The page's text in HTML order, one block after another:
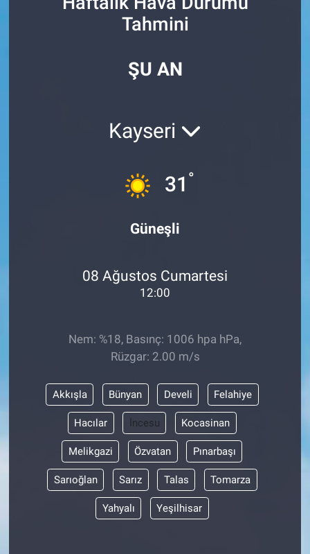
Tahmini
ŞU AN
Kayseri
31 °
Güneşli
08 Ağustos Cumartesi
12:00
Nem: %18, Basınç: 1006 hpa hPa,
Rüzgar: 2.00 m/s
Akkışla Bünyan Develi Felahiye
Hacılar İncesu Kocasinan
Melikgazi Özvatan Pınarbaşı
Sarıoğlan Sarız Talas Tomarza
Yahyalı Yeşilhisar